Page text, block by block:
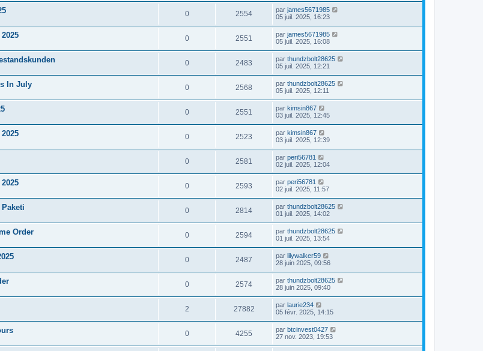
0 2554 par james5671985
05 juil. 2025, 16:23
0 2551 par james5671985
05 juil. 2025, 16:08
0 2483 par thundzbolt28625
05 juil. 2025, 12:21
In July 0 2568 par thundzbolt28625
05 juil. 2025, 12:11
0 2551 par kimsin867
03 juil. 2025, 12:45
0 2523 par kimsin867
03 juil. 2025, 12:39
0 2581 par peri56781
02 juil. 2025, 12:04
0 2593 par peri56781
02 juil. 2025, 11:57
0 2814 par thundzbolt28625
01 juil. 2025, 14:02
Order 0 2594 par thundzbolt28625
01 juil. 2025, 13:54
0 2487 par lilywalker59
28 juin 2025, 09:56
0 2574 par thundzbolt28625
28 juin 2025, 09:40
2 27882 par laurie234
05 févr. 2025, 14:15
0 4255 par btcinvest0427
27 nov. 2023, 19:53